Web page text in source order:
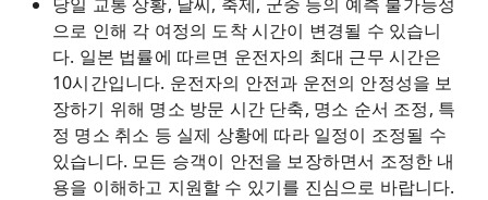
으로 인해 각 여정의 도착 시간이 변경될 수 있습니
다. 일본 법률에 따르면 운전자의 최대 근무 시간은
10시간입니다. 운전자의 안전과 운전의 안정성을 보
장하기 위해 명소 방문 시간 단축, 명소 순서 조정, 특
정 명소 취소 등 실제 상황에 따라 일정이 조정될 수
있습니다. 모든 승객이 안전을 보장하면서 조정한 내
용을 이해하고 지원할 수 있기를 진심으로 바랍니다.